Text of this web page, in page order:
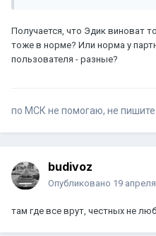
Получается, что Эдик виноват
тоже в норме? Или норма у
пользователя - разные?
по МСК не помогаю, не пишите
budivoz
Опубликовано 19
там где все врут, честных не